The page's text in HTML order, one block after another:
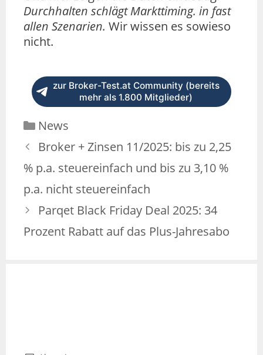
Durchhalten schlägt Markttiming. in fast
allen Szenarien. Wir wissen es sowieso
nicht.
zur Broker-Test.at Community (bereits
mehr als 1.800 Mitglieder)
News
Broker + Zinsen 11/2025: bis zu 2,25
% p.a. steuereinfach und bis zu 3,10 %
p.a. nicht steuereinfach
Parqet Black Friday Deal 2025: 34
Prozent Rabatt auf das Plus-Jahresabo